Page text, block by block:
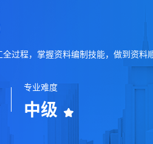
过程，掌握资料编制技能，做到资料
专业难度
中级